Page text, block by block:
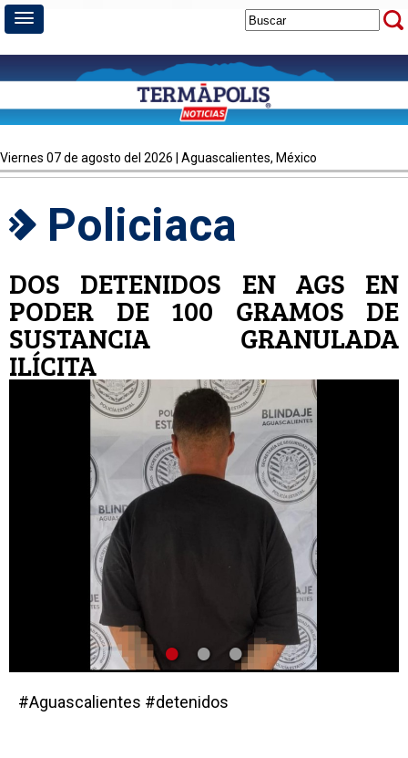
viernes 07 de agosto del 2026 | Aguascalientes, México
Policiaca
DOS DETENIDOS EN AGS EN
PODER DE 100 GRAMOS DE
SUSTANCIA GRANULADA
ILÍCITA
• • •
#Aguascalientes #detenidos